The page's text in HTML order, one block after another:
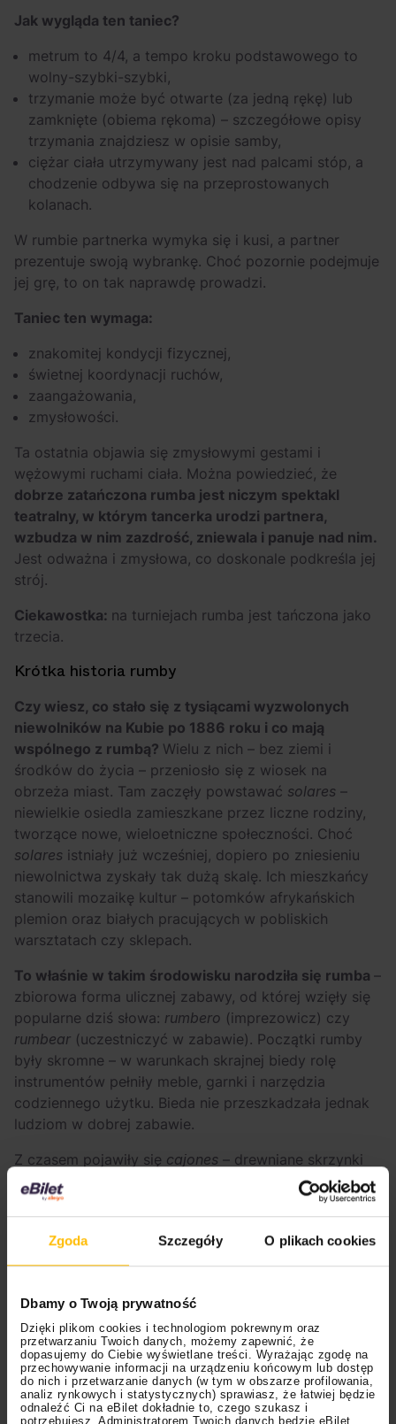
Zgoda Szczegóły O plikach cookies
Dbamy o Twoją prywatność
Dzięki plikom cookies i technologiom pokrewnym oraz
przetwarzaniu Twoich danych, możemy zapewnić, że
dopasujemy do Ciebie wyświetlane treści. Wyrażając zgodę na
przechowywanie informacji na urządzeniu końcowym lub dostęp
do nich i przetwarzanie danych (w tym w obszarze profilowania,
analiz rynkowych i statystycznych) sprawiasz, że łatwiej będzie
odnaleźć Ci na eBilet dokładnie to, czego szukasz i
potrzebujesz. Administratorem Twoich danych będzie eBilet
Jak wygląda ten taniec?
metrum to 4/4, a tempo kroku podstawowego to
wolny-szybki-szybki,
trzymanie może być otwarte (za jedną rękę) lub
zamknięte (obiema rękoma) – szczegółowe opisy
trzymania znajdziesz w opisie samby,
ciężar ciała utrzymywany jest nad palcami stóp, a
chodzenie odbywa się na przeprostowanych
kolanach.
W rumbie partnerka wymyka się i kusi, a partner
prezentuje swoją wybrankę. Choć pozornie podejmuje
jej grę, to on tak naprawdę prowadzi.
Taniec ten wymaga:
znakomitej kondycji fizycznej,
świetnej koordynacji ruchów,
zaangażowania,
zmysłowości.
Ta ostatnia objawia się zmysłowymi gestami i
wężowymi ruchami ciała. Można powiedzieć, że
dobrze zatańczona rumba jest niczym spektakl
teatralny, w którym tancerka urodzi partnera,
wzbudza w nim zazdrość, zniewala i panuje nad nim.
Jest odważna i zmysłowa, co doskonale podkreśla jej
strój.
Ciekawostka: na turniejach rumba jest tańczona jako
trzecia.
Krótka historia rumby
Czy wiesz, co stało się z tysiącami wyzwolonych
niewolników na Kubie po 1886 roku i co mają
wspólnego z rumbą? Wielu z nich – bez ziemi i
środków do życia – przeniosło się z wiosek na
obrzeża miast. Tam zaczęły powstawać solares –
niewielkie osiedla zamieszkane przez liczne rodziny,
tworzące nowe, wieloetniczne społeczności. Choć
solares istniały już wcześniej, dopiero po zniesieniu
niewolnictwa zyskały tak dużą skalę. Ich mieszkańcy
stanowili mozaikę kultur – potomków afrykańskich
plemion oraz białych pracujących w pobliskich
warsztatach czy sklepach.
To właśnie w takim środowisku narodziła się rumba –
zbiorowa forma ulicznej zabawy, od której wzięły się
popularne dziś słowa: rumbero (imprezowicz) czy
rumbear (uczestniczyć w zabawie). Początki rumby
były skromne – w warunkach skrajnej biedy rolę
instrumentów pełniły meble, garnki i narzędzia
codziennego użytku. Bieda nie przeszkadzała jednak
ludziom w dobrej zabawie.
Z czasem pojawiły się cajones – drewniane skrzynki
po dorszu, wykorzystywane jako bębny, przy których
śpiewano i grano na pałeczkach
Cajones
ustąpiły z czasem miejsca trzem bębnom –tumba,
llamadoriquinto
– tworząc podstawowy zestaw
perkusyjny, zwanytumbadoras. Pojawił się też kolejny
jednego z bębnów (czylicáscara
przez catę, wydrążony pień zawieszony w powietrzu.
Z tych muzycznych i społecznych warunków pod
koniec XIX wieku narodziła sięrumba de tiempo de
España– rumba “z czasów Hiszpanii”, wykonywana